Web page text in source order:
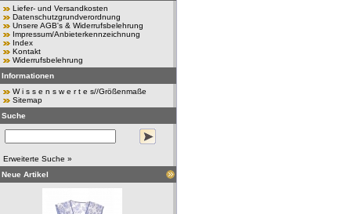
Liefer- und Versandkosten
Datenschutzgrundverordnung
Unsere AGB's & Widerrufsbelehrung
Impressum/Anbieterkennzeichnung
Index
Kontakt
Widerrufsbelehrung
Informationen
W i s s e n s w e r t e s//Größenmaße
Sitemap
Suche
Erweiterte Suche »
Neue Artikel